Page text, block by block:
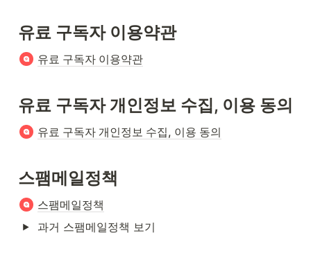
유료 구독자 이용약관
유료 구독자 이용약관
유료 구독자 개인정보 수집, 이용 동의
유료 구독자 개인정보 수집, 이용 동의
스팸메일정책
스팸메일정책
과거 스팸메일정책 보기